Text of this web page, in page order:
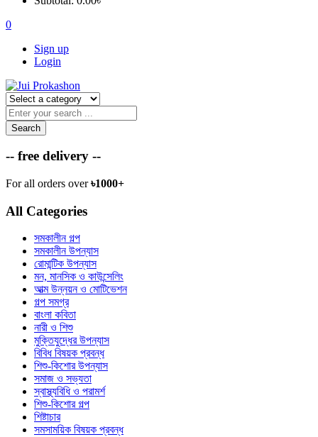
0
Sign up
Login
Search
-- free delivery --
For all orders over৳1000+
All Categories
সমকালীন গল্প
সমকালীন উপন্যাস
রোমান্টিক উপন্যাস
মন, মানসিক ও কাউন্সেলিং
আত্ম উন্নয়ন ও মোটিভেশন
গল্প সমগ্র
বাংলা কবিতা
নারী ও শিশু
মুক্তিযুদ্ধের উপন্যাস
বিবিধ বিষয়ক প্রবন্ধ
শিশু-কিশোর উপন্যাস
সমাজ ও সভ্যতা
স্বাস্থ্যবিধি ও পরামর্শ
শিশু-কিশোর গল্প
শিষ্টাচার
সমসাময়িক বিষয়ক প্রবন্ধ